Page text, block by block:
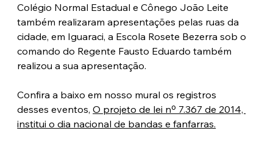
Colégio Normal Estadual e Cônego João Leite
também realizaram apresentações pelas ruas da
cidade, em Iguaraci, a Escola Rosete Bezerra sob o
comando do Regente Fausto Eduardo também
realizou a sua apresentação.
Confira a baixo em nosso mural os registros
desses eventos, O projeto de lei nº 7.367 de 2014,
institui o dia nacional de bandas e fanfarras.